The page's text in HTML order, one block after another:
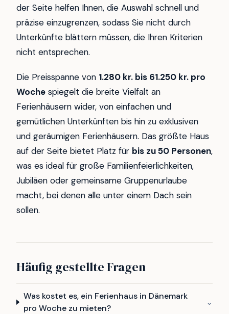
der Seite helfen Ihnen, die Auswahl schnell und
präzise einzugrenzen, sodass Sie nicht durch
Unterkünfte blättern müssen, die Ihren Kriterien
nicht entsprechen.
Die Preisspanne von 1.280 kr. bis 61.250 kr. pro
Woche spiegelt die breite Vielfalt an
Ferienhäusern wider, von einfachen und
gemütlichen Unterkünften bis hin zu exklusiven
und geräumigen Ferienhäusern. Das größte Haus
auf der Seite bietet Platz für bis zu 50 Personen,
was es ideal für große Familienfeierlichkeiten,
Jubiläen oder gemeinsame Gruppenurlaube
macht, bei denen alle unter einem Dach sein
sollen.
Häufig gestellte Fragen
Was kostet es, ein Ferienhaus in Dänemark
pro Woche zu mieten?
⌄